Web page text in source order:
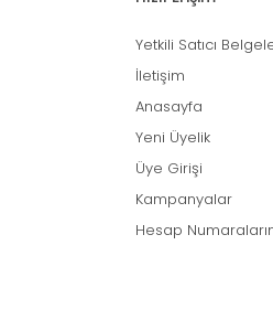
Yetkili Satıcı
İletişim
Anasayfa
Yeni Üyelik
Üye Girişi
Kampanyalar
Hesap